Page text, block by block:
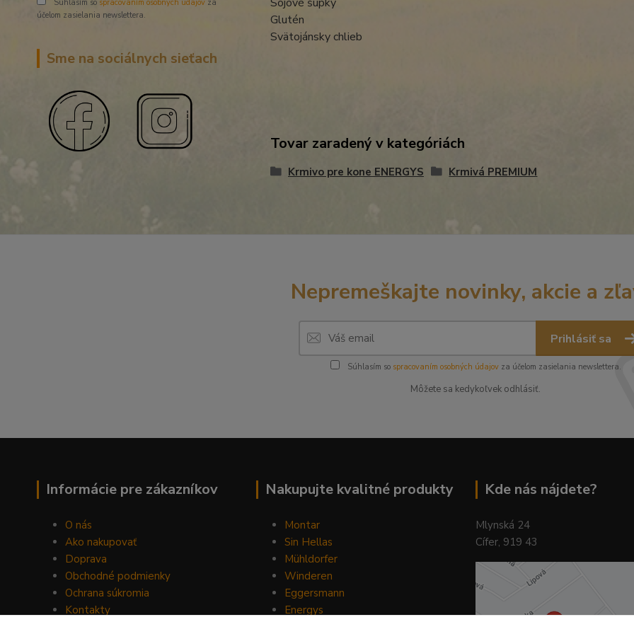
Súhlasím so spracovaním osobných údajov za
účelom zasielania newslettera.
Sme na sociálnych sieťach
Glutén
Svätojánsky chlieb
Tovar zaradený v kategóriách
Krmivo pre kone ENERGYS Krmivá PREMIUM
Nepremeškajte novinky, akcie a
Prihlásiť sa
Súhlasím so spracovaním osobných údajovza účelom zasielania newslettera.
Môžete sa kedykoľvek odhlásiť.
Informácie pre zákazníkov
O nás
Ako nakupovať
Doprava
Obchodné podmienky
Ochrana súkromia
Kontakty
Nakupujte kvalitné produkty
Montar
Sin Hellas
Mühldorfer
Winderen
Eggersmann
Energys
Kde nás nájdete?
Mlynská 24
Cífer, 919 43